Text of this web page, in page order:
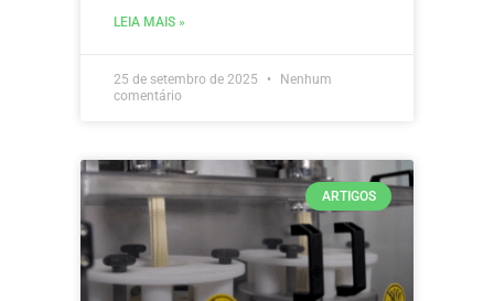
LEIA MAIS »
25 de setembro de 2025
Nenhum
comentário
ARTIGOS